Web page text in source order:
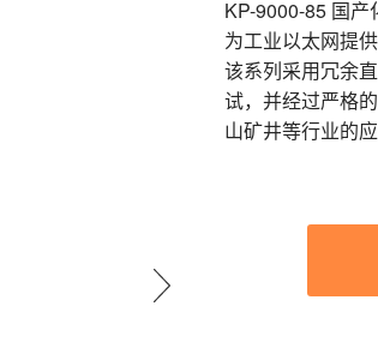
KP-9000-85 国产
为工业以太网提
该系列采用冗余
试，并经过严格
山矿井等行业的应